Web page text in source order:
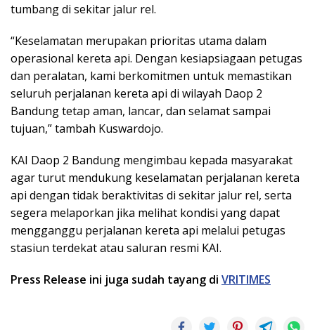
tumbang di sekitar jalur rel.
“Keselamatan merupakan prioritas utama dalam
operasional kereta api. Dengan kesiapsiagaan petugas
dan peralatan, kami berkomitmen untuk memastikan
seluruh perjalanan kereta api di wilayah Daop 2
Bandung tetap aman, lancar, dan selamat sampai
tujuan,” tambah Kuswardojo.
KAI Daop 2 Bandung mengimbau kepada masyarakat
agar turut mendukung keselamatan perjalanan kereta
api dengan tidak beraktivitas di sekitar jalur rel, serta
segera melaporkan jika melihat kondisi yang dapat
mengganggu perjalanan kereta api melalui petugas
stasiun terdekat atau saluran resmi KAI.
Press Release ini juga sudah tayang di VRITIMES